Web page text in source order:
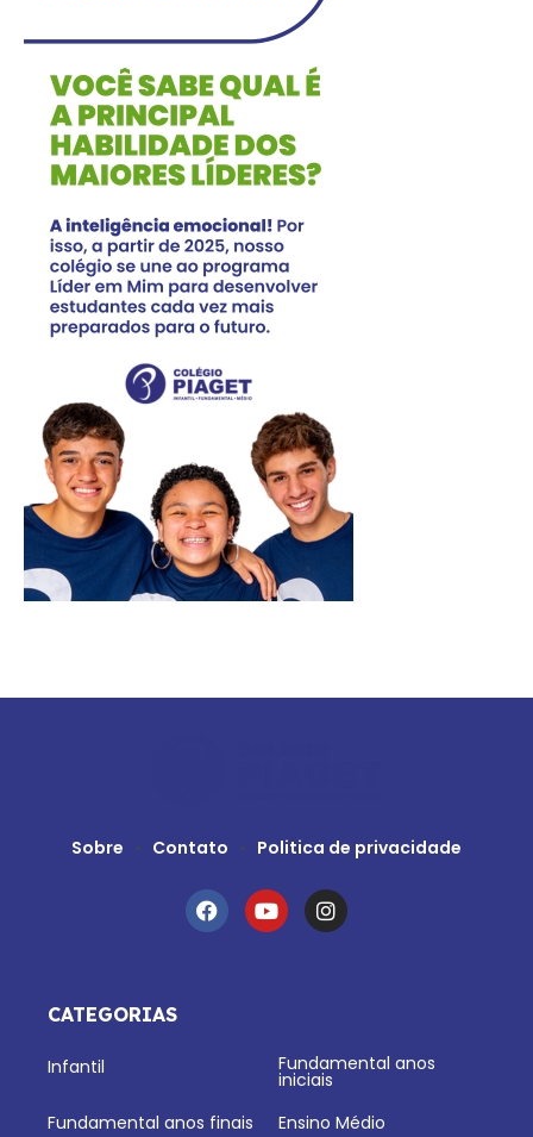
Sobre Contato Politica de privacidade
CATEGORIAS
Infantil Fundamental anos
iniciais
Fundamental anos finais
Ensino Médio